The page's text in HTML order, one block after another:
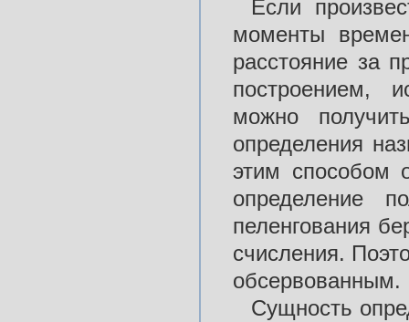
Если
моменты
расстояние за
построением,
можно
определения
этим способом
определение
пеленгования
счисления.
обсервованным.
Сущность